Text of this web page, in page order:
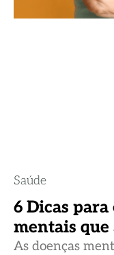
Saúde
6 Dicas
mentais que
As doenças